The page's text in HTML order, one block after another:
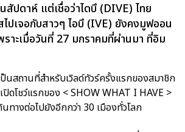
สัปดาห์ แต่เชื่อว่าไดบึ (DIVE) ไทย
ปเจอกับสาวๆ ไอบึ (IVE) ยังคงมูฟออน
าะเมื่อวันที่ 27 มกราคมที่ผ่านมา ที่อิม
นสถานที่สำหรับเวิลด์ทัวร์ครั้งแรกของสมาชิก
ดโชว์แรกของ < SHOW WHAT I HAVE >
ทางต่อไปยังอีกกว่า 30 เมืองทั่วโลก